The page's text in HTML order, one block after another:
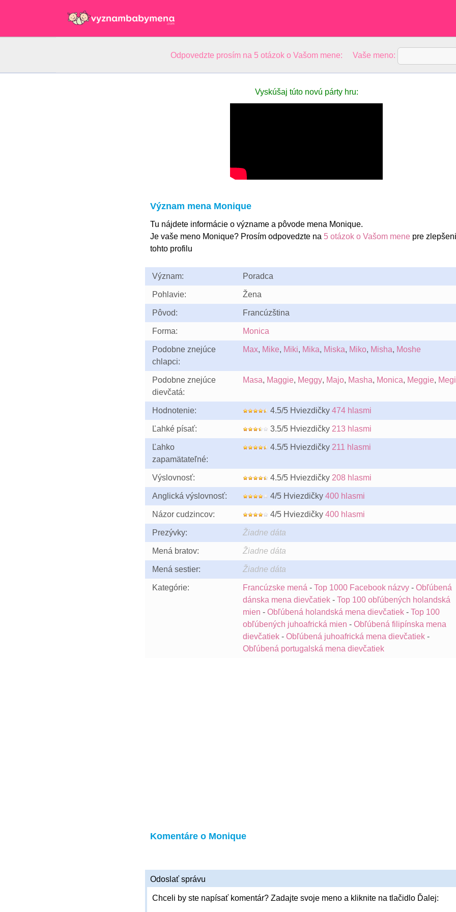
Odpovedzte prosím na 5 otázok o Vašom mene: Vaše meno:
Vyskúšaj túto novú párty hru:
Význam mena Monique
Tu nájdete informácie o význame a pôvode mena Monique.
Je vaše meno Monique? Prosím odpovedzte na 5 otázok o Vašom menepre
tohto profilu
Význam: Poradca
Pohlavie: Žena
Pôvod: Francúzština
Forma: Monica
Podobne znejúce
chlapci:
Max, Mike, Miki, Mika, Miska, Miko, Misha, Moshe
Podobne znejúce
dievčatá:
Masa, Maggie, Meggy, Majo, Masha, Monica, Meggie, Megi
Hodnotenie: 4.5/5 Hviezdičky 474 hlasmi
Ľahké písať: 3.5/5 Hviezdičky 213 hlasmi
Ľahko
zapamätateľné:
4.5/5 Hviezdičky 211 hlasmi
Výslovnosť: 4.5/5 Hviezdičky 208 hlasmi
Anglická výslovnosť: 4/5 Hviezdičky 400 hlasmi
Názor cudzincov: 4/5 Hviezdičky 400 hlasmi
Prezývky: Žiadne dáta
Mená bratov: Žiadne dáta
Mená sestier: Žiadne dáta
Kategórie: Francúzske mená - Top 1000 Facebook názvy- Obľúbená
dánska mena dievčatiek- Top 100 obľúbených holandská
mien - Obľúbená holandská mena dievčatiek- Top 100
obľúbených juhoafrická mien - Obľúbená filipínska mena
dievčatiek- Obľúbená juhoafrická mena dievčatiek-
Obľúbená portugalská mena dievčatiek
Komentáre o Monique
Odoslať správu
Chceli by ste napísať komentár? Zadajte svoje meno a kliknite na tlačidlo Ďalej: